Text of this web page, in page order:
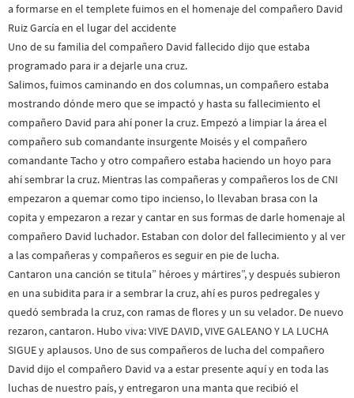
a formarse en el templete fuimos en el homenaje del compañero David
Ruiz García en el lugar del accidente
Uno de su familia del compañero David fallecido dijo que estaba
programado para ir a dejarle una cruz.
Salimos, fuimos caminando en dos columnas, un compañero estaba
mostrando dónde mero que se impactó y hasta su fallecimiento el
compañero David para ahí poner la cruz. Empezó a limpiar la área el
compañero sub comandante insurgente Moisés y el compañero
comandante Tacho y otro compañero estaba haciendo un hoyo para
ahí sembrar la cruz. Mientras las compañeras y compañeros los de CNI
empezaron a quemar como tipo incienso, lo llevaban brasa con la
copita y empezaron a rezar y cantar en sus formas de darle homenaje al
compañero David luchador. Estaban con dolor del fallecimiento y al ver
a las compañeras y compañeros es seguir en pie de lucha.
Cantaron una canción se titula” héroes y mártires”, y después subieron
en una subidita para ir a sembrar la cruz, ahí es puros pedregales y
quedó sembrada la cruz, con ramas de flores y un su velador. De nuevo
rezaron, cantaron. Hubo viva: VIVE DAVID, VIVE GALEANO Y LA LUCHA
SIGUE y aplausos. Uno de sus compañeros de lucha del compañero
David dijo el compañero David va a estar presente aquí y en toda las
luchas de nuestro país, y entregaron una manta que recibió el